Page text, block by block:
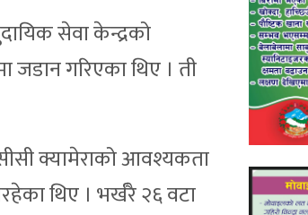
सेवा केन्द्रको
जडान गरिएका थिए । ती
क्यामेराको आवश्यकता
थिए । भर्खरै २६ वटा